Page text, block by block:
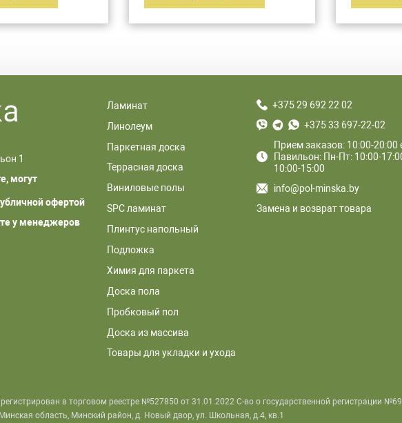
1
могут
офертой
у менеджеров
Ламинат
Линолеум
Паркетная доска
Террасная доска
Виниловые полы
SPC ламинат
Плинтус напольный
Подложка
Химия для паркета
Доска пола
Пробковый пол
Доска из массива
Товары для укладки и ухода
+375 29 692 22 02
+375 33 697-22-02
Прием заказов: 10:00-20:00
Павильон: Пн-Пт: 10:00-
10:00-15:00
info@pol-minska.by
Замена и возврат товара
в торговом реестре №527850 от 31.01.2022 С-во о государственной регистрации
область, Минский район, д. Новый двор, ул. Школьная, д.4, кв.1